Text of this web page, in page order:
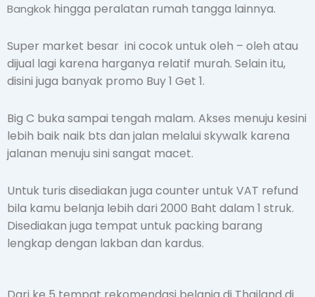
Bangkok hingga peralatan rumah tangga lainnya.
Super market besar ini cocok untuk oleh – oleh atau
dijual lagi karena harganya relatif murah. Selain itu,
disini juga banyak promo Buy 1 Get 1.
Big C buka sampai tengah malam. Akses menuju kesini
lebih baik naik bts dan jalan melalui skywalk karena
jalanan menuju sini sangat macet.
Untuk turis disediakan juga counter untuk VAT refund
bila kamu belanja lebih dari 2000 Baht dalam 1 struk.
Disediakan juga tempat untuk packing barang
lengkap dengan lakban dan kardus.